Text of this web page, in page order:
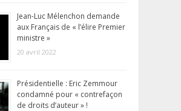
Jean-Luc Mélenchon demande
aux Français de « l’élire Premier
ministre »
20 avril 2022
Présidentielle : Eric Zemmour
condamné pour « contrefaçon
de droits d’auteur » !